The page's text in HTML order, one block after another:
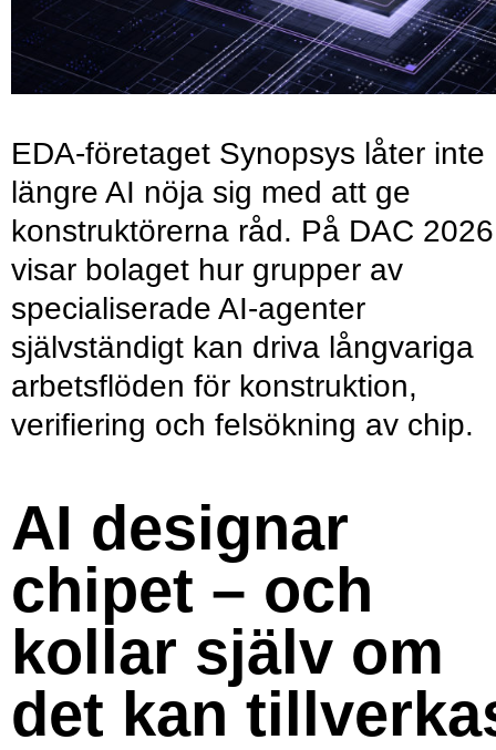
EDA-företaget Synopsys låter inte
längre AI nöja sig med att ge
konstruktörerna råd. På DAC 2026
visar bolaget hur grupper av
specialiserade AI-agenter
självständigt kan driva långvariga
arbetsflöden för konstruktion,
verifiering och felsökning av chip.
AI designar
chipet – och
kollar själv om
det kan